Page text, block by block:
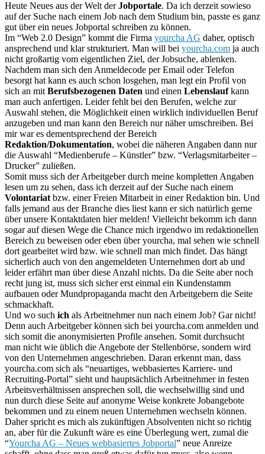
Heute Neues aus der Welt derJobportale. Da ich derzeit sowieso
auf der Suche nach einem Job nach dem Studium bin, passte es ganz
gut über ein neues Jobportal schreiben zu können.
Im “Web 2.0 Design” kommt die Firma yourcha AG daher, optisch
ansprechend und klar strukturiert. Man will bei yourcha.com ja auch
nicht großartig vom eigentlichen Ziel, der Jobsuche, ablenken.
Nachdem man sich den Anmeldecode per Email oder Telefon
besorgt hat kann es auch schon losgehen, man legt ein Profil von
sich an mitBerufsbezogenen Daten und einen Lebenslaufkann
man auch anfertigen. Leider fehlt bei den Berufen, welche zur
Auswahl stehen, die Möglichkeit einen wirklich individuellen Beruf
anzugeben und man kann den Bereich nur näher umschreiben. Bei
mir war es dementsprechend der Bereich
Redaktion/Dokumentation, wobei die näheren Angaben dann nur
die Auswahl “Medienberufe – Künstler” bzw. “Verlagsmitarbeiter –
Drucker” zuließen.
Somit muss sich der Arbeitgeber durch meine kompletten Angaben
lesen um zu sehen, dass ich derzeit auf der Suche nach einem
Volontariatbzw. einer Freien Mitarbeit in einer Redaktion bin. Und
falls jemand aus der Branche dies liest kann er sich natürlich gerne
über unsere Kontaktdaten hier melden! Vielleicht bekomm ich dann
sogar auf diesen Wege die Chance mich irgendwo im redaktionellen
Bereich zu beweisen oder eben über yourcha, mal sehen wie schnell
dort gearbeitet wird bzw. wie schnell man mich findet. Das hängt
sicherlich auch von den angemeldeten Unternehmen dort ab und
leider erfährt man über diese Anzahl nichts. Da die Seite aber noch
recht jung ist, muss sich sicher erst einmal ein Kundenstamm
aufbauen oder Mundpropaganda macht den Arbeitgebern die Seite
schmackhaft.
Und wo such ich als Arbeitnehmer nun nach einem Job? Gar nicht!
Denn auch Arbeitgeber können sich bei yourcha.com anmelden und
sich somit die anonymisierten Profile ansehen. Somit durchsucht
man nicht wie üblich die Angebote der Stellenbörse, sondern wird
von den Unternehmen angeschrieben. Daran erkennt man, dass
yourcha.com sich als “neuartiges, webbasiertes Karriere- und
Recruiting-Portal” sieht und hauptsächlich Arbeitnehmer in festen
Arbeitsverhältnissen ansprechen soll, die wechselwillig sind und
nun durch diese Seite auf anonyme Weise konkrete Jobangebote
bekommen und zu einem neuen Unternehmen wechseln können.
Daher spricht es mich als zukünftigen Absolventen nicht so richtig
an, aber für die Zukunft wäre es eine Überlegung wert, zumal die
“Yourcha AG – Neues webbasiertes Jobportal” neue Anreize